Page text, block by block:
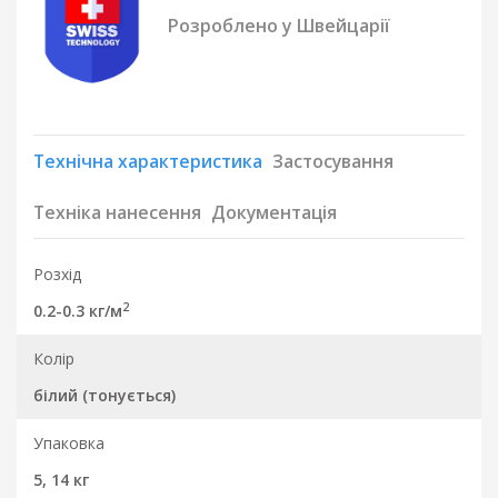
Розроблено у Швейцарії
Технічна характеристика Застосування
Техніка нанесення Документація
Розхід
0.2-0.3 кг/м2
Колір
білий (тонується)
Упаковка
5, 14 кг